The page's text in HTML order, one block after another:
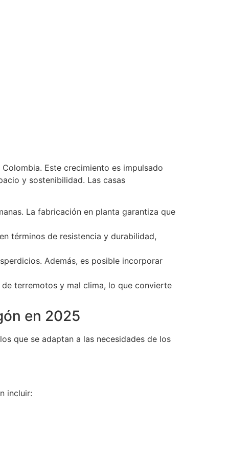
Este crecimiento es impulsado
y sostenibilidad. Las casas
La fabricación en planta garantiza que
términos de resistencia y durabilidad,
Además, es posible incorporar
terremotos y mal clima, lo que convierte
en 2025
que se adaptan a las necesidades de los
incluir: